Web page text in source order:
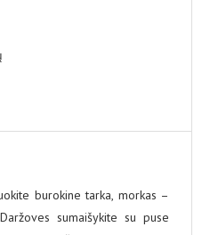
burokine tarka, morkas –
sumaišykite su puse